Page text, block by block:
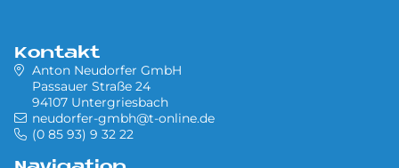
Kontakt
Anton Neudorfer GmbH
Passauer Straße 24
94107 Untergriesbach
neudorfer-gmbh@t-online.de
(0 85 93) 9 32 22